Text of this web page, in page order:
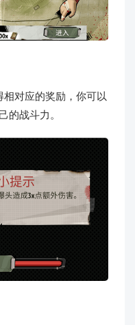
对应的奖励，你可以
的战斗力。